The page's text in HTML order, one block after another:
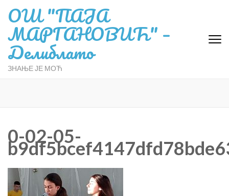
ОШ "ПАЈА
МАРГАНОВИЋ" –
Делиблато
ЗНАЊЕ ЈЕ МОЋ
0-02-05-